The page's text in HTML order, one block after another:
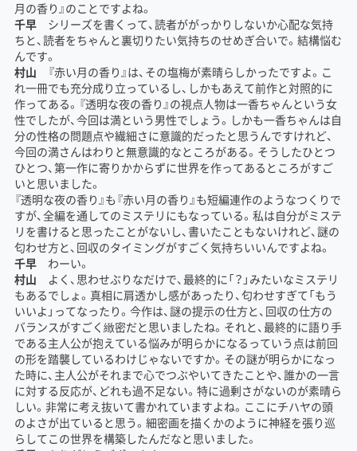
月の香り』のことですよね。
千早シリーズを書くって、読者ががっかりしないか心配な気持
ちと、読者をちゃんと裏切りたい気持ちのせめぎ合いで。結構悩む
んです。
村山 『赤い月の香り』は、その塩梅が素晴らしかったですよ。こ
れ一冊でも充分成り立っているし、しかもあえて前作と対照的に
作ってある。『透明な夜の香り』の視点人物は一香ちゃんという女
性でしたが、今回は満という男性でしょう。しかも一香ちゃんは自
分の性格の問題点や繊細さに意識的だったと思うんですけれど、
今回の満さんはわりと無意識的なところがある。そうしたひとつ
ひとつ、第一作に寄りかからずに世界を作ってあるところがすご
いと思いました。
『透明な夜の香り』も『赤い月の香り』も短編連作のようなつくりで
すが、全編を通してのミステリにもなっている。私は自分がミステ
リを書けると思ったことがないし、書いたこともないけれど、謎の
匂わせ方と、回収のタイミングがすごく気持ちいいんですよね。
千早わーい。
村山 よく、思わせぶりなだけで、最終的に「？」みたいなミステリ
もあるでしょ。真相に肩透かし感があったり、匂わせすぎて「もう
いいよ」ってなったり。今作は、謎の提示の仕方と、回収の仕方の
バランスがすごく緻密だと思いましたね。それと、最終的に語り手
である主人公が抱えている悩みが明らかになるっていう点は前回
の形を踏襲しているわけじゃないですか。その謎が明らかになっ
た時に、主人公がそれまで心でつぶやいてきたことや、誰かの一言
に対する反応が、どれも過不足ない。特に過剰さがないのが素晴ら
しい。非常に考え抜いて書かれていますよね。ここにチハヤの頭
のよさが出ていると思う。細密画を描くかのように神経を張り巡
らしてこの世界を構築したんだなと思いました。